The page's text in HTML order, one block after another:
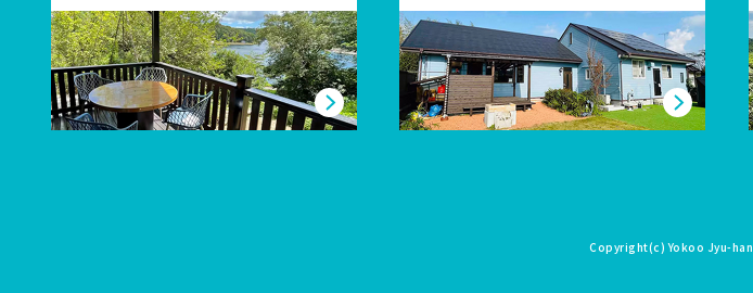
Copyright(c)Yokoo Jyu-han